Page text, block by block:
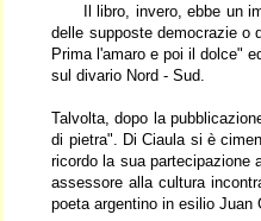
Il libro, invero, ebbe un
delle supposte democrazie o
Prima l'amaro e poi il dolce"
sul divario Nord - Sud.
Talvolta, dopo la
di pietra". Di Ciaula si è
ricordo la sua partecipazione
assessore alla cultura
poeta argentino in esilio Juan